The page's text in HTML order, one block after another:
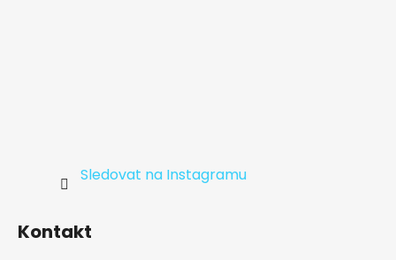
Sledovat na Instagramu
Kontakt